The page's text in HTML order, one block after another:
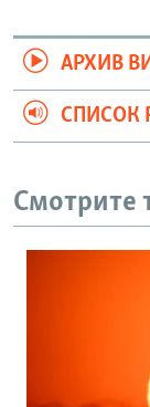
АРХИВ
СПИСОК
Смотрите